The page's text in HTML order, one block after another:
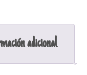
adicional